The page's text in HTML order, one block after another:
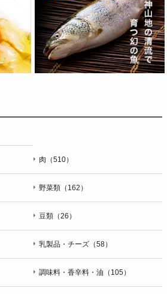
肉（510）
野菜類（162）
豆類（26）
乳製品・チーズ（58）
調味料・香辛料・油（105）